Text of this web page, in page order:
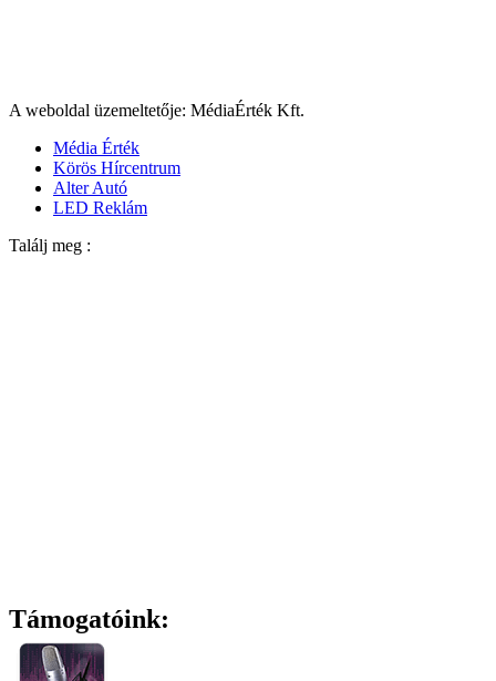
A weboldal üzemeltetője: MédiaÉrték Kft.
Média Érték
Körös Hírcentrum
Alter Autó
LED Reklám
Találj meg :
Támogatóink: